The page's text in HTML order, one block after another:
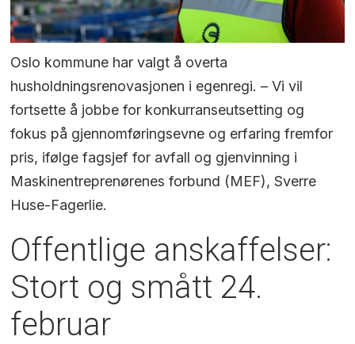
Oslo kommune har valgt å overta
husholdningsrenovasjonen i egenregi. – Vi vil
fortsette å jobbe for konkurranseutsetting og
fokus på gjennomføringsevne og erfaring fremfor
pris, ifølge fagsjef for avfall og gjenvinning i
Maskinentreprenørenes forbund (MEF), Sverre
Huse-Fagerlie.
Offentlige anskaffelser:
Stort og smått 24.
februar